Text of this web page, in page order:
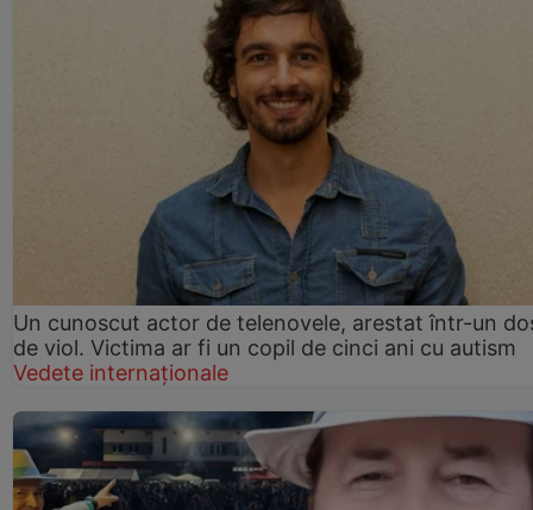
Un cunoscut actor de telenovele, arestat într-un
de viol. Victima ar fi un copil de cinci ani cu autism
Vedete internaționale